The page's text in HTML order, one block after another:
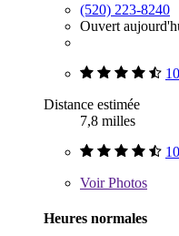
(520) 223-8240
Ouvert
Distance estimée
7,8 milles
VoirPhotos
Heures normales